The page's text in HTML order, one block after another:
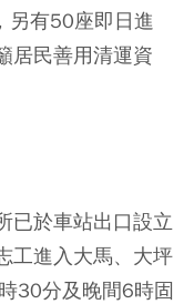
另有50座即日進
居民善用清運資
已於車站出口設立
工進入大馬、大坪
30分及晚間6時固